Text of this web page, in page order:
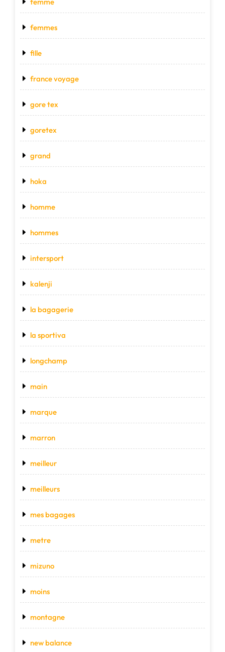
femmes
fille
france voyage
gore tex
goretex
grand
hoka
homme
hommes
intersport
kalenji
la bagagerie
la sportiva
longchamp
main
marque
marron
meilleur
meilleurs
mes bagages
metre
mizuno
moins
montagne
new balance